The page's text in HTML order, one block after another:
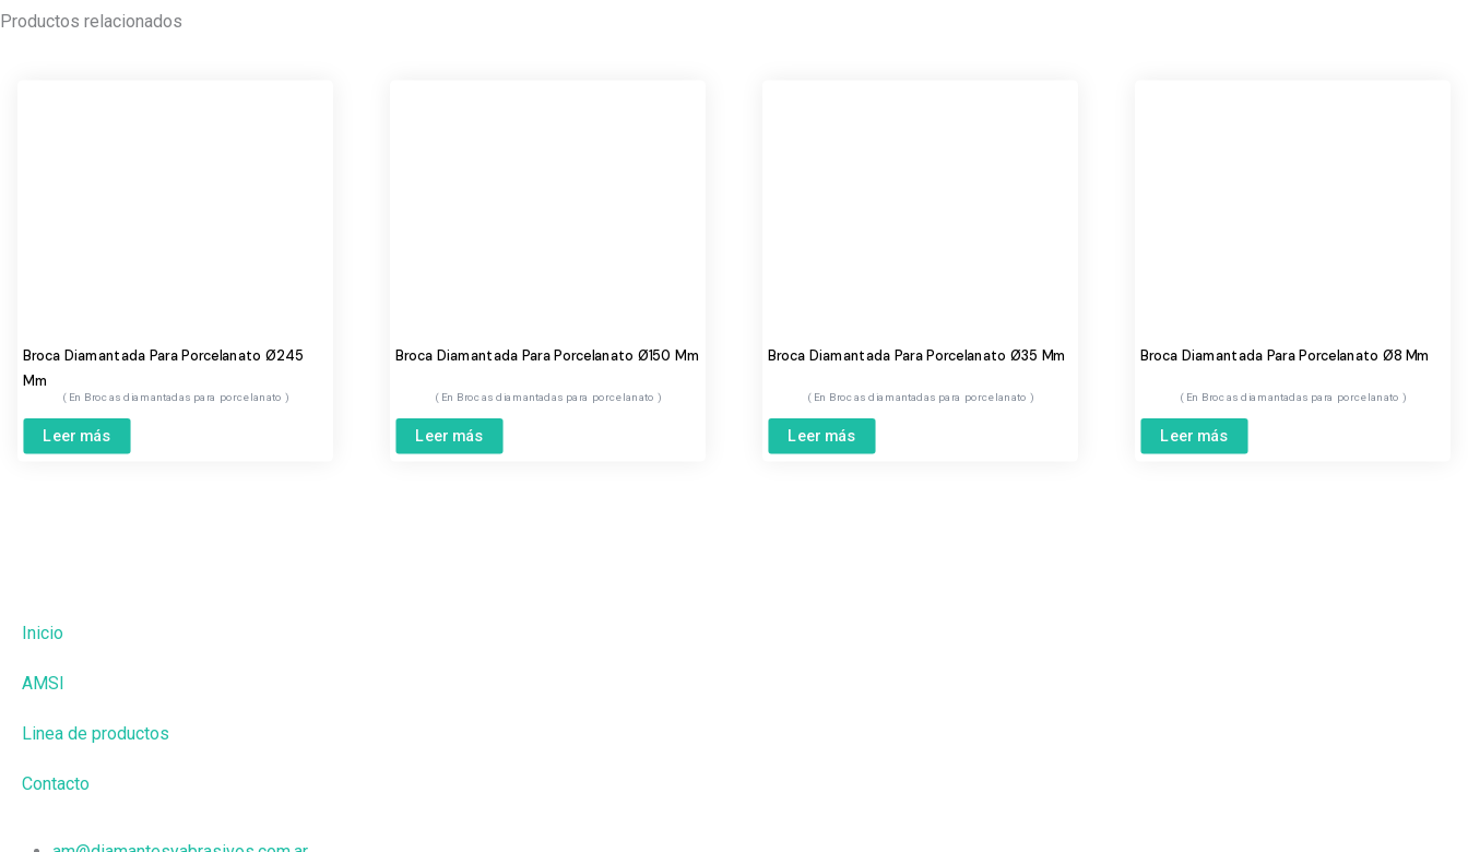
Productos relacionados
Broca Diamantada Para Porcelanato Ø245
Mm
Brocas diamantadas para porcelanato
Leer más
Broca Diamantada Para Porcelanato Ø150 Mm
Brocas diamantadas para porcelanato
Leer más
Broca Diamantada Para Porcelanato Ø35 Mm
Brocas diamantadas para porcelanato
Leer más
Broca Diamantada Para Porcelanato Ø8 Mm
Brocas diamantadas para porcelanato
Leer más
Inicio
AMSI
Linea de productos
Contacto